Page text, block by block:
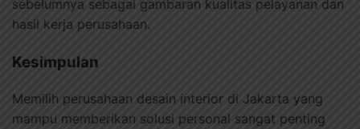
sebelumnya sebagai gambaran kualitas pelayanan dan
hasil kerja perusahaan.
Kesimpulan
Memilih perusahaan desain interior di Jakarta yang
mampu memberikan solusi personal sangat penting